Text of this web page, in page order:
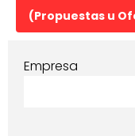
(Propuestas u
Empresa